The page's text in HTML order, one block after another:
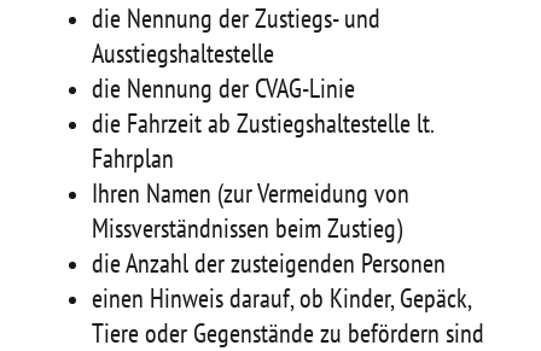
die Nennung der Zustiegs- und
Ausstiegshaltestelle
die Nennung der CVAG-Linie
die Fahrzeit ab Zustiegshaltestelle lt.
Fahrplan
Ihren Namen (zur Vermeidung von
Missverständnissen beim Zustieg)
die Anzahl der zusteigenden Personen
einen Hinweis darauf, ob Kinder, Gepäck,
Tiere oder Gegenstände zu befördern sind